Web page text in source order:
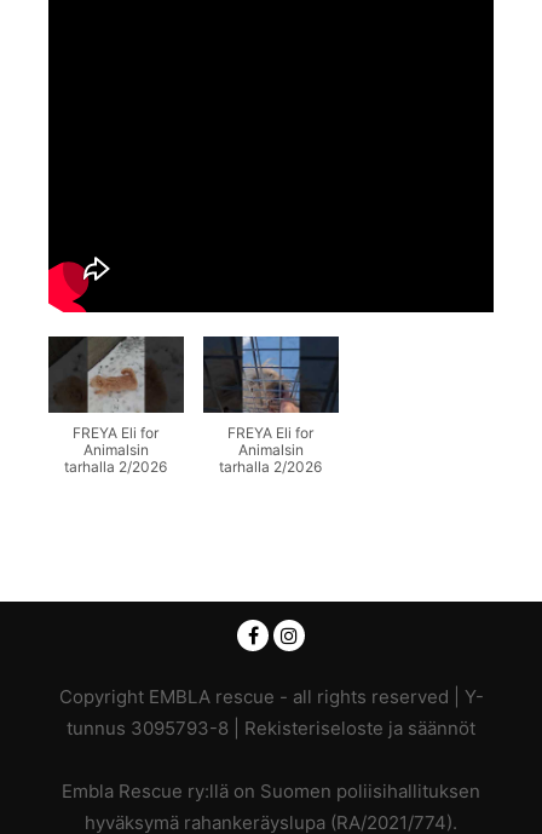
FREYA Eli for
Animalsin
tarhalla 2/2026
FREYA Eli for
Animalsin
tarhalla 2/2026
Copyright EMBLA rescue - all rights reserved | Y-
tunnus 3095793-8 | Rekisteriseloste ja säännöt
Embla Rescue ry:llä on Suomen poliisihallituksen
hyväksymä rahankeräyslupa (RA/2021/774).